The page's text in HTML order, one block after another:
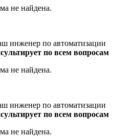
не найдена.
инженер по автоматизации
по всем вопросам
не найдена.
инженер по автоматизации
по всем вопросам
не найдена.